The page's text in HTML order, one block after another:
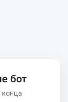
бот
конца